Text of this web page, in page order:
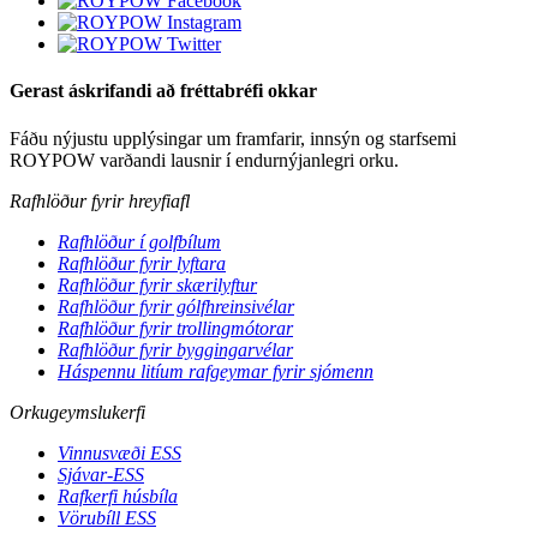
Gerast áskrifandi að fréttabréfi okkar
Fáðu nýjustu upplýsingar um framfarir, innsýn og starfsemi
ROYPOW varðandi lausnir í endurnýjanlegri orku.
Rafhlöður fyrir hreyfiafl
Rafhlöður í golfbílum
Rafhlöður fyrir lyftara
Rafhlöður fyrir skærilyftur
Rafhlöður fyrir gólfhreinsivélar
Rafhlöður fyrir trollingmótorar
Rafhlöður fyrir byggingarvélar
Háspennu litíum rafgeymar fyrir sjómenn
Orkugeymslukerfi
Vinnusvæði ESS
Sjávar-ESS
Rafkerfi húsbíla
Vörubíll ESS